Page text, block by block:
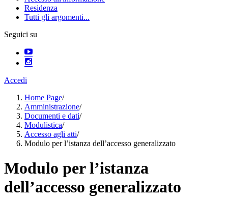
Residenza
Tutti gli argomenti...
Seguici su
Accedi
Home Page/
Amministrazione/
Documenti e dati/
Modulistica/
Accesso agli atti/
Modulo per l’istanza dell’accesso generalizzato
Modulo per l’istanza
dell’accesso generalizzato